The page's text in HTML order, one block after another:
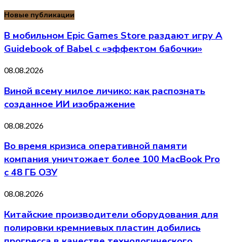
Новые публикации
В мобильном Epic Games Store раздают игру A
Guidebook of Babel с «эффектом бабочки»
08.08.2026
Виной всему милое личико: как распознать
созданное ИИ изображение
08.08.2026
Во время кризиса оперативной памяти
компания уничтожает более 100 MacBook Pro
с 48 ГБ ОЗУ
08.08.2026
Китайские производители оборудования для
полировки кремниевых пластин добились